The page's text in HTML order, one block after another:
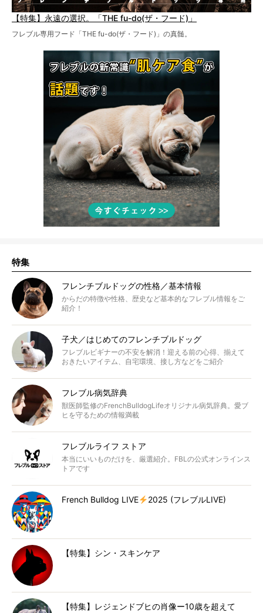
【特集】永遠の選択。「THE fu-do(ザ・フード)」
フレブル専用フード「THE fu-do(ザ・フード)」の真髄。
特集
フレンチブルドッグの性格／基本情報
からだの特徴や性格、歴史など基本的なフレブル情報をご
紹介！
子犬／はじめてのフレンチブルドッグ
フレブルビギナーの不安を解消！迎える前の心得、揃えて
おきたいアイテム、自宅環境、接し方などをご紹介
フレブル病気辞典
獣医師監修のFrenchBulldogLifeオリジナル病気辞典。愛ブ
ヒを守るための情報満載
フレブルライフ ストア
本当にいいものだけを、厳選紹介。FBLの公式オンラインス
トアです
French Bulldog LIVE 2025 (フレブルLIVE)
【特集】シン・スキンケア
【特集】レジェンドブヒの肖像ー10歳を超えて